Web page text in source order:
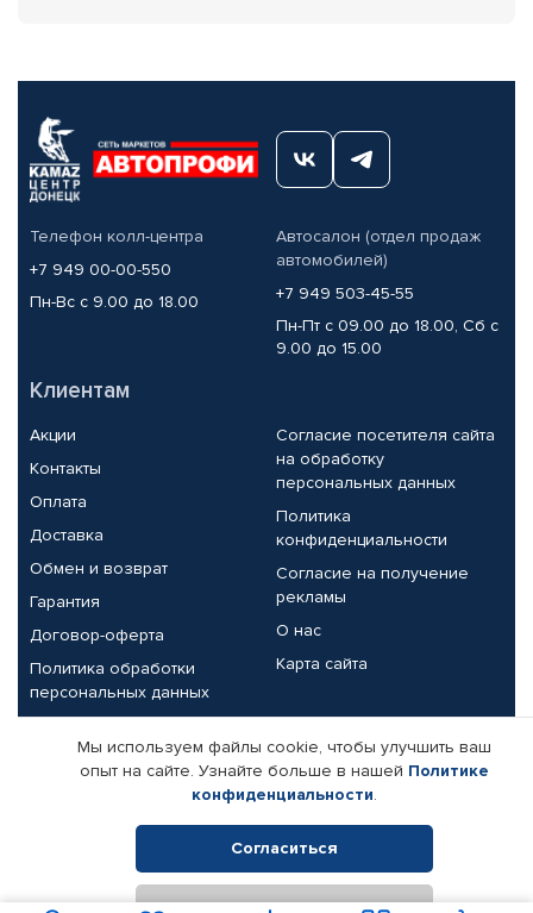
Телефон колл-центра
+7 949 00-00-550
Пн-Вс с 9.00 до 18.00
Автосалон (отдел продаж
автомобилей)
+7 949 503-45-55
Пн-Пт с 09.00 до 18.00, Сб с
9.00 до 15.00
Клиентам
Акции
Контакты
Оплата
Доставка
Обмен и возврат
Гарантия
Договор-оферта
Политика обработки
персональных данных
Согласие посетителя сайта
на обработку
персональных данных
Политика
конфиденциальности
Согласие на получение
рекламы
О нас
Карта сайта
Партнерам
Корпоративным клиентам
Поставщикам
Реквизиты компании
Мы используем файлы cookie, чтобы улучшить ваш
опыт на сайте. Узнайте больше в нашей Политике
конфиденциальности.
Согласиться
Отклонить